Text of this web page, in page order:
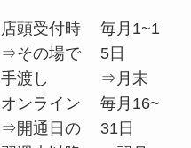
店頭受付時
⇒その場で
手渡し
オンライン
⇒開通日の
毎月1~1
5日
⇒月末
毎月16~
31日